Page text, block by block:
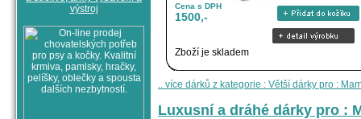
Cena s DPH
1500,-
Zboží je skladem
.. více dárků z kategorie : Větší dárky pro :
Luxusní a dráhé dárky pro :